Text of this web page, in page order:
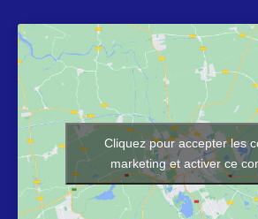
Cliquez pour accepter les
marketing et activer ce